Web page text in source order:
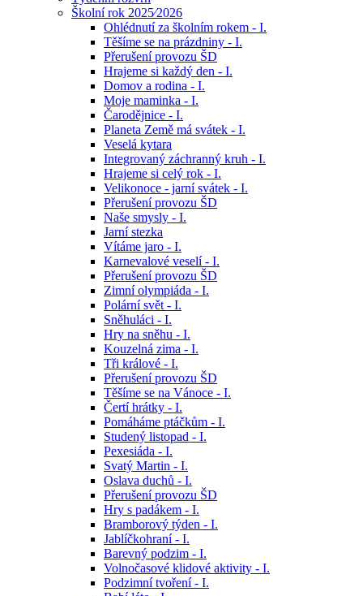
Školní rok 2025⁄2026
Ohlédnutí za školním rokem - I.
Těšíme se na prázdniny - I.
Přerušení provozu ŠD
Hrajeme si každý den - I.
Domov a rodina - I.
Moje maminka - I.
Čarodějnice - I.
Planeta Země má svátek - I.
Veselá kytara
Integrovaný záchranný kruh - I.
Hrajeme si celý rok - I.
Velikonoce - jarní svátek - I.
Přerušení provozu ŠD
Naše smysly - I.
Jarní stezka
Vítáme jaro - I.
Karnevalové veselí - I.
Přerušení provozu ŠD
Zimní olympiáda - I.
Polární svět - I.
Sněhuláci - I.
Hry na sněhu - I.
Kouzelná zima - I.
Tři králové - I.
Přerušení provozu ŠD
Těšíme se na Vánoce - I.
Čertí hrátky - I.
Pomáháme ptáčkům - I.
Studený listopad - I.
Pexesiáda - I.
Svatý Martin - I.
Oslava duchů - I.
Přerušení provozu ŠD
Hry s padákem - I.
Bramborový týden - I.
Jablíčkohraní - I.
Barevný podzim - I.
Volnočasové klidové aktivity - I.
Podzimní tvoření - I.